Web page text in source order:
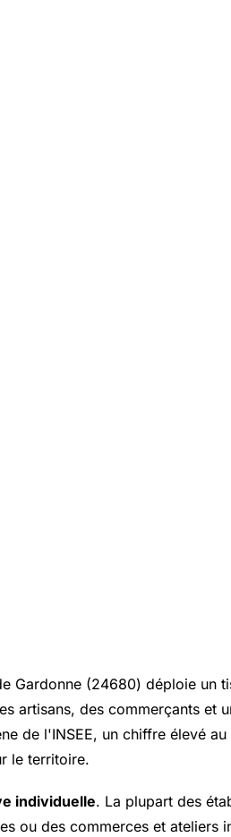
Gardonne (24680) déploie un
artisans, des commerçants et
de l'INSEE, un chiffre élevé
le territoire.
individuelle. La plupart des
ou des commerces et ateliers